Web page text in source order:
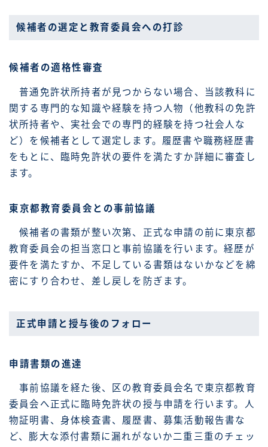
候補者の選定と教育委員会への打診
候補者の適格性審査
普通免許状所持者が見つからない場合、当該教科に
関する専門的な知識や経験を持つ人物（他教科の免許
状所持者や、実社会での専門的経験を持つ社会人な
ど）を候補者として選定します。履歴書や職務経歴書
をもとに、臨時免許状の要件を満たすか詳細に審査し
ます。
東京都教育委員会との事前協議
候補者の書類が整い次第、正式な申請の前に東京都
教育委員会の担当窓口と事前協議を行います。経歴が
要件を満たすか、不足している書類はないかなどを綿
密にすり合わせ、差し戻しを防ぎます。
正式申請と授与後のフォロー
申請書類の進達
事前協議を経た後、区の教育委員会名で東京都教育
委員会へ正式に臨時免許状の授与申請を行います。人
物証明書、身体検査書、履歴書、募集活動報告書な
ど、膨大な添付書類に漏れがないか二重三重のチェッ